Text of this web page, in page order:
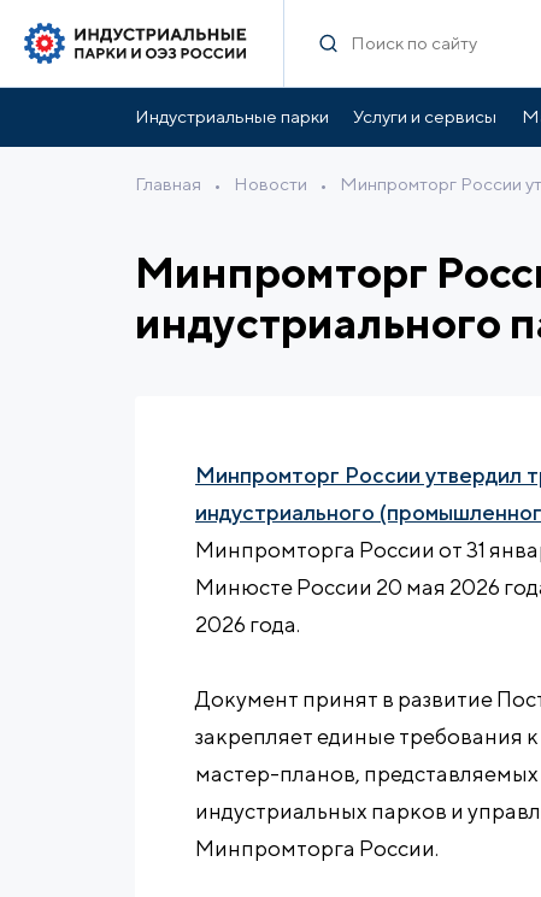
Индустриальные парки Услуги и сервисы
Главная • Новости • Минпромторг России
Минпромторг
индустриального
Минпромторг России утвердил
индустриального
Минпромторга России от 31
Минюсте России 20 мая 2026
2026 года.
Документ принят в развитие
закрепляет единые требования
мастер-планов,
индустриальных парков и
Минпромторга России.